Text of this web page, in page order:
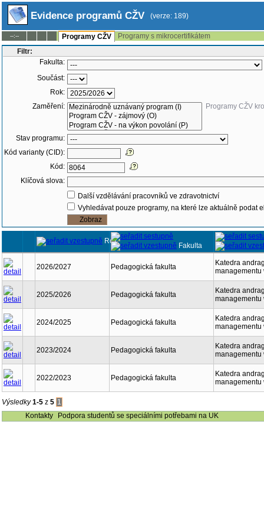
Evidence programů CŽV (verze: 189)
--:-- Programy CŽV
Programy s mikrocertifikátem
Filtr:
Fakulta:
Součást:
Rok:
Zaměření:
Programy CŽV
Stav programu:
Kód varianty (CID):
Kód:
Klíčová slova:
Další vzdělávání pracovníků ve zdravotnictví
Vyhledávat pouze programy, na které lze aktuálně podat
Rok
Fakulta
2026/2027 Pedagogická fakulta
Katedra
managementu
2025/2026 Pedagogická fakulta
Katedra
managementu
2024/2025 Pedagogická fakulta
Katedra
managementu
2023/2024 Pedagogická fakulta
Katedra
managementu
2022/2023 Pedagogická fakulta
Katedra
managementu
Výsledky1-5 z 5 1
Kontakty
Podpora studentů se speciálními potřebami na UK